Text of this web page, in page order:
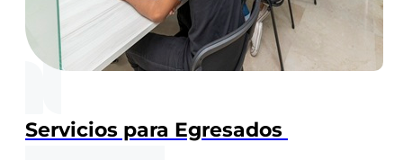
Servicios para Egresados